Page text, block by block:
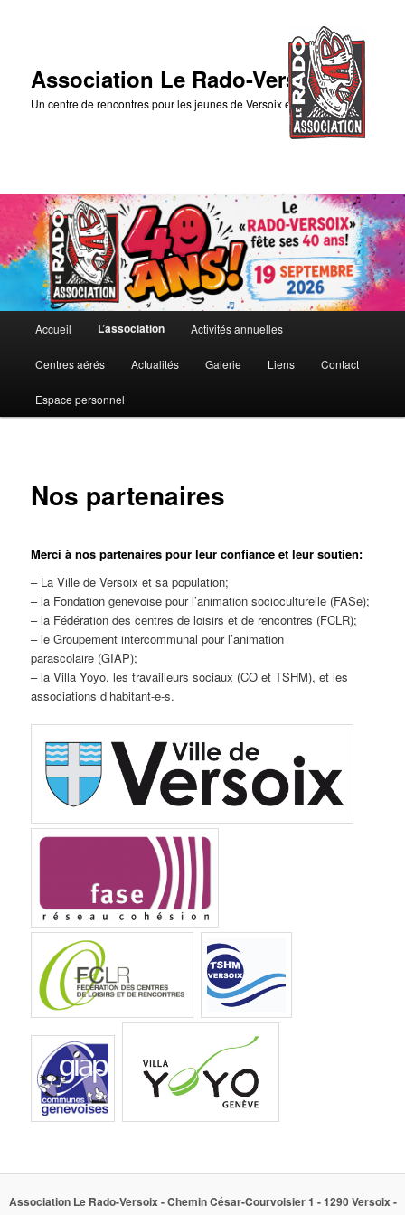
Association Le Rado-Versoix
Un centre de rencontres pour les jeunes de Versoix et des environs
principal
Aller
au
contenu
Accueil L’association Activités annuelles
Centres aérés Actualités Galerie Liens Contact
Espace personnel
Nos partenaires
Merci à nos partenaires pour leur confiance et leur soutien:
– La Ville de Versoix et sa population;
– la Fondation genevoise pour l’animation socioculturelle (FASe);
– la Fédération des centres de loisirs et de rencontres (FCLR);
– le Groupement intercommunal pour l’animation
parascolaire (GIAP);
– la Villa Yoyo, les travailleurs sociaux (CO et TSHM), et les
associations d’habitant-e-s.
Association Le Rado-Versoix - Chemin César-Courvoisier 1 - 1290 Versoix -